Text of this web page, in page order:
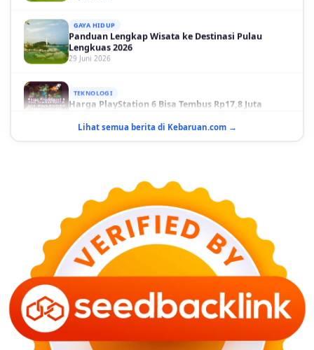
Panduan Lengkap Wisata ke Destinasi Pulau
Lengkuas 2026
29 Juni 2026
Harga PlayStation 6 Bisa Tembus Rp17,8 Juta
29 Juni 2026
KESEHATAN
Bahaya Memakai Softlens untuk Mata yang Jarang
Diketahui
29 Juni 2026
NASIONAL
PLN Kalimantan Lakukan Manajemen Beban
Akibat Gangguan PLTGU
29 Juni 2026
Harga Minyak Dunia Hari Ini Naik, WTI dan Brent
Lihat semua berita di Kebaruan.com →